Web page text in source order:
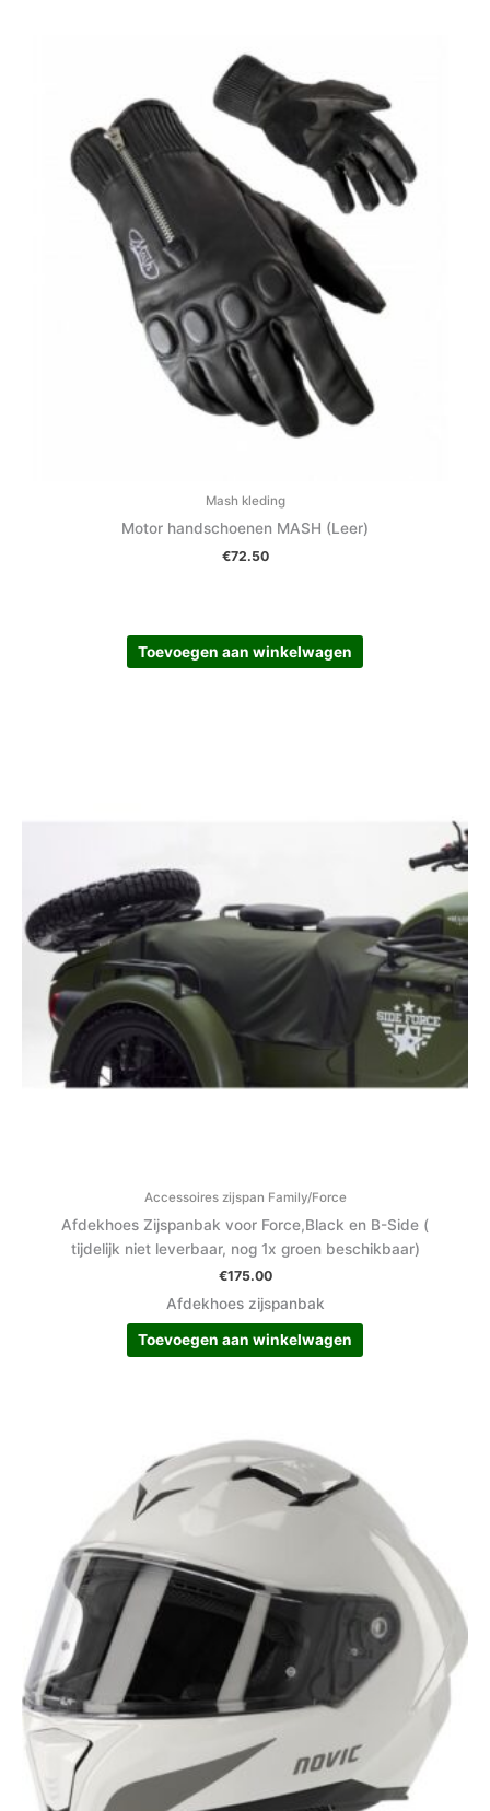
Mash kleding
Motor handschoenen MASH (Leer)
€72.50
Toevoegen aan winkelwagen
Accessoires zijspan Family/Force
Afdekhoes Zijspanbak voor Force,Black en B-Side (
tijdelijk niet leverbaar, nog 1x groen beschikbaar)
€175.00
Afdekhoes zijspanbak
Toevoegen aan winkelwagen